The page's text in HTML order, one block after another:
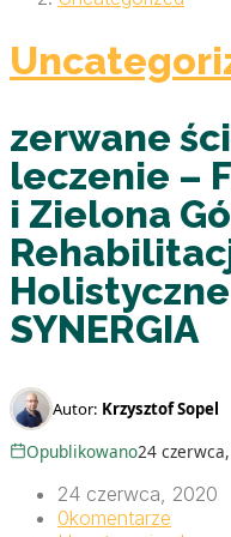
zerwane
leczenie –
i Zielona
SYNERGIA
Autor: Krzysztof Sopel
Opublikowano24
24 czerwca, 2020
0komentarze